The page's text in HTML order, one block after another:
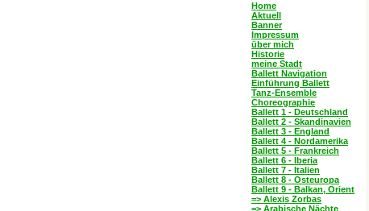
Home
Aktuell
Banner
Impressum
über mich
Historie
meine Stadt
Ballett Navigation
Einführung Ballett
Tanz-Ensemble
Choreographie
Ballett 1 - Deutschland
Ballett 2 - Skandinavien
Ballett 3 - England
Ballett 4 - Nordamerika
Ballett 5 - Frankreich
Ballett 6 - Iberia
Ballett 7 - Italien
Ballett 8 - Osteuropa
Ballett 9 - Balkan, Orient
=> Alexis Zorbas
=> Arabische Nächte